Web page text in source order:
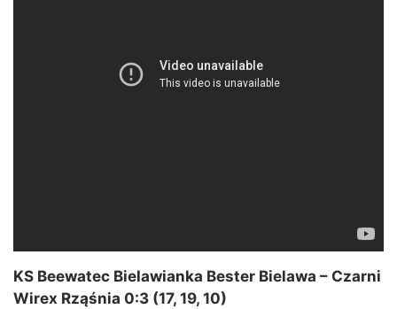
KS Beewatec Bielawianka Bester Bielawa – Czarni
Wirex Rząśnia 0:3 (17, 19, 10)